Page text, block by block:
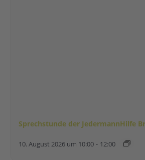
Sprechstunde der JedermannHilfe
10. August 2026 um 10:00 - 12:00